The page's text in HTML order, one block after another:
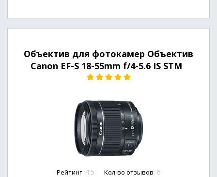
Объектив для фотокамер Объектив
Canon EF-S 18-55mm f/4-5.6 IS STM
Рейтинг 4.5 Кол-во отзывов 6